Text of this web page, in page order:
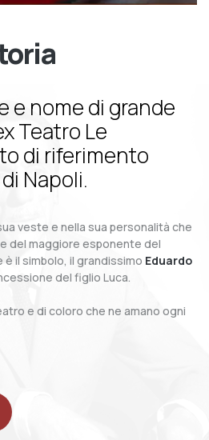
e nome di grande
Teatro Le
di riferimento
Napoli.
veste e nella sua personalità che
del maggiore esponente del
il simbolo, il grandissimo Eduardo
del figlio Luca.
e di coloro che ne amano ogni